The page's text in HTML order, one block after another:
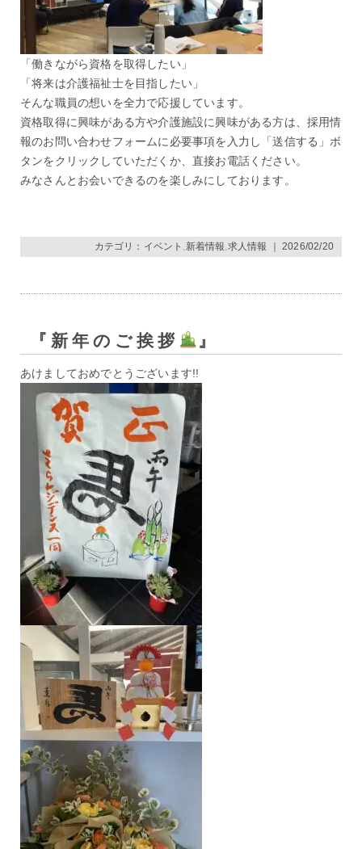
「働きながら資格を取得したい」
「将来は介護福祉士を目指したい」
そんな職員の想いを全力で応援しています。
資格取得に興味がある方や介護施設に興味がある方は、採用情
報のお問い合わせフォームに必要事項を入力し「送信する」ボ
タンをクリックしていただくか、直接お電話ください。
みなさんとお会いできるのを楽しみにしております。
カテゴリ： イベント ,新着情報,求人情報 ｜ 2026/02/20
『新年のご挨拶 』
あけましておめでとうございます!!